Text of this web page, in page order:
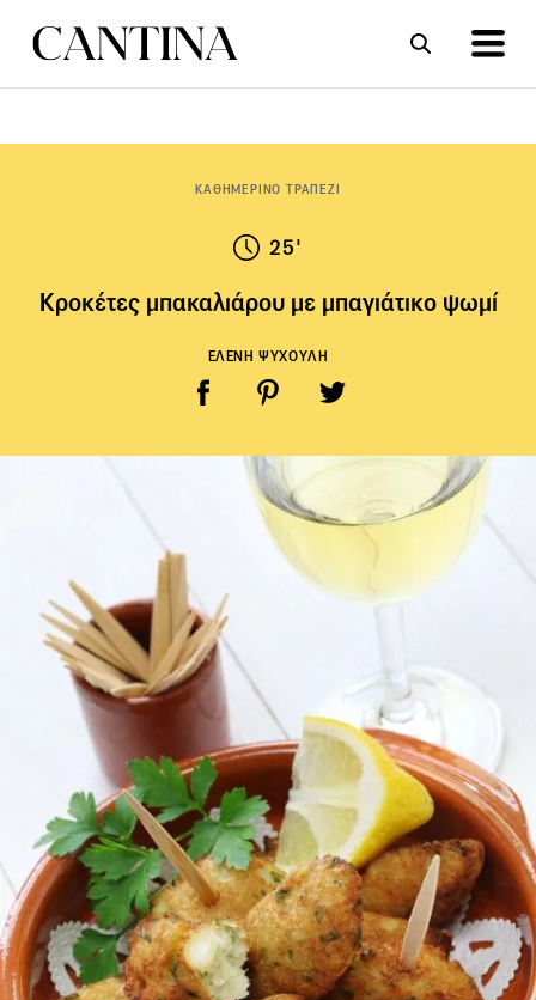
ΚΑΘΗΜΕΡΙΝΟ ΤΡΑΠΕΖΙ
25'
Κροκέτες μπακαλιάρου με μπαγιάτικο ψωμί
ΕΛΕΝΗ ΨΥΧΟΥΛΗ